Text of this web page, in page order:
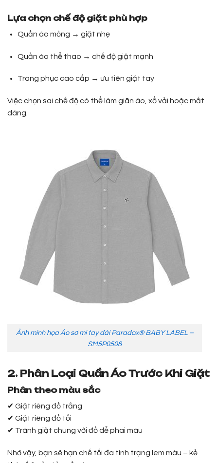
Lựa chọn chế độ giặt phù hợp
Quần áo mỏng → giặt nhẹ
Quần áo thể thao → chế độ giặt mạnh
Trang phục cao cấp → ưu tiên giặt tay
Việc chọn sai chế độ có thể làm giãn áo, xổ vải hoặc mất
dáng.
Ảnh minh họa Áo sơ mi tay dài Paradox® BABY LABEL –
SM5P0508
2. Phân Loại Quần Áo Trước Khi Giặt
Phân theo màu sắc
✔ Giặt riêng đồ trắng
✔ Giặt riêng đồ tối
✔ Tránh giặt chung với đồ dễ phai màu
Nhờ vậy, bạn sẽ hạn chế tối đa tình trạng lem màu – kẻ